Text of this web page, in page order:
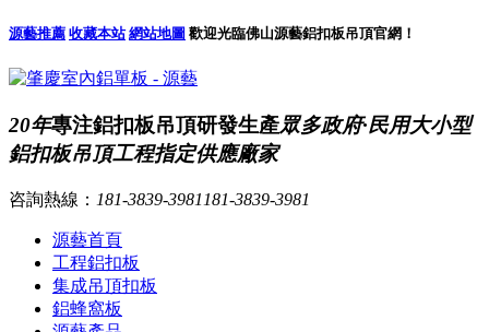
源藝推薦 收藏本站 網站地圖 歡迎光臨佛山源藝鋁扣板吊頂官網！
20年專注鋁扣板吊頂研發生產眾多政府·民用大小型
鋁扣板吊頂工程指定供應廠家
咨詢熱線： 181-3839-3981 181-3839-3981
源藝首頁
工程鋁扣板
集成吊頂扣板
鋁蜂窩板